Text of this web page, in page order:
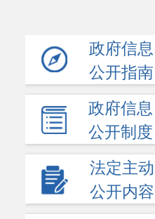
政府信息
公开指南
政府信息
公开制度
法定主动
公开内容